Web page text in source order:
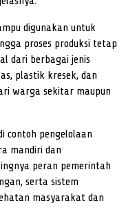
digunakan untuk
proses produksi tetap
dari berbagai jenis
plastik kresek, dan
warga sekitar maupun
contoh pengelolaan
mandiri dan
peran pemerintah
serta sistem
masyarakat dan